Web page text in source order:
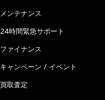
メンテナンス
24時間緊急サポート
ファイナンス
キャンペーン / イベント
買取査定